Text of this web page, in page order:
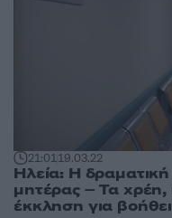
21:0119.03.22
Ηλεία: Η δραματική
μητέρας – Τα
έκκληση για